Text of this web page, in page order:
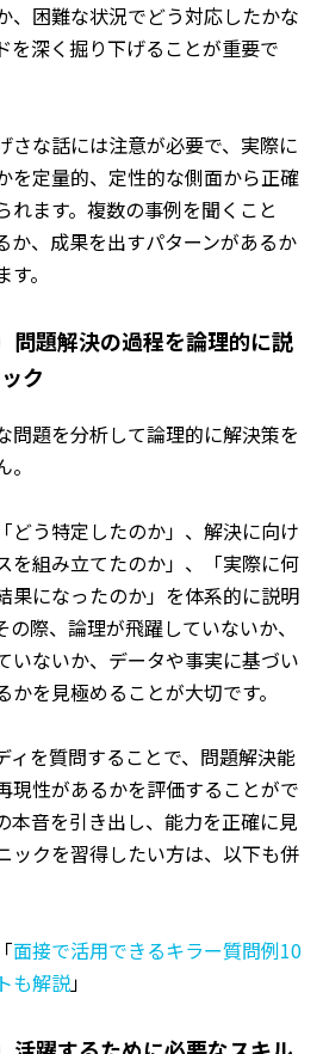
、困難な状況でどう対応したかな
を深く掘り下げることが重要で
さな話には注意が必要で、実際に
を定量的、定性的な側面から正確
れます。複数の事例を聞くこと
か、成果を出すパターンがあるか
。
問題解決の過程を論理的に説
ク
問題を分析して論理的に解決策を
どう特定したのか」、解決に向け
を組み立てたのか」、「実際に何
果になったのか」を体系的に説明
際、論理が飛躍していないか、
いないか、データや事実に基づい
を見極めることが大切です。
ィを質問することで、問題解決能
現性があるかを評価することがで
本音を引き出し、能力を正確に見
ックを習得したい方は、以下も併
面接で活用できるキラー質問例10
も解説」